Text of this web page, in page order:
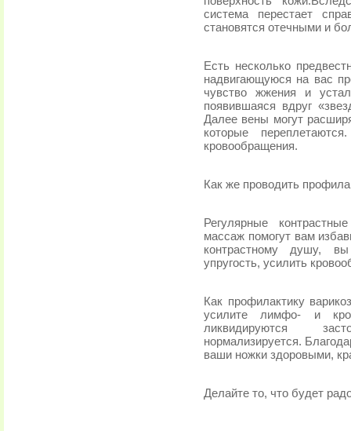
система перестает
становятся отечными и
Есть несколько
надвигающуюся на вас
чувство жжения и
появившаяся вдруг
Далее вены могут
которые
кровообращения.
Как же проводить
Регулярные
массаж помогут вам
контрастному душу,
упругость, усилить
Как профилактику
усилите лимфо- и
ликвидируются
нормализируется.
ваши ножки здоровыми,
Делайте то, что будет